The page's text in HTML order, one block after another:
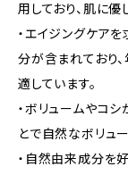
用しており、肌に
・エイジングケア
分が含まれており
適しています。
・ボリュームやコ
とで自然なボリュ
・自然由来成分を